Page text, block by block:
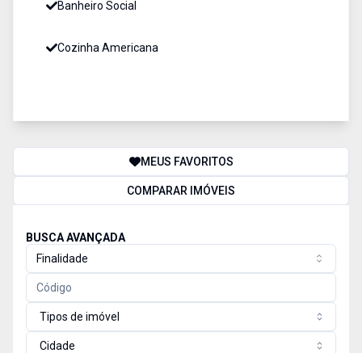
Banheiro Social
Cozinha Americana
MEUS FAVORITOS
COMPARAR IMÓVEIS
BUSCA AVANÇADA
Finalidade
Tipos de imóvel
Cidade